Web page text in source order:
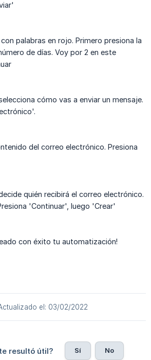
palabras en rojo. Primero presiona la
de días. Voy por 2 en este
cómo vas a enviar un mensaje.
del correo electrónico. Presiona
quién recibirá el correo electrónico.
'Continuar', luego 'Crear'
con éxito tu automatización!
el: 03/02/2022
resultó útil? Sí No